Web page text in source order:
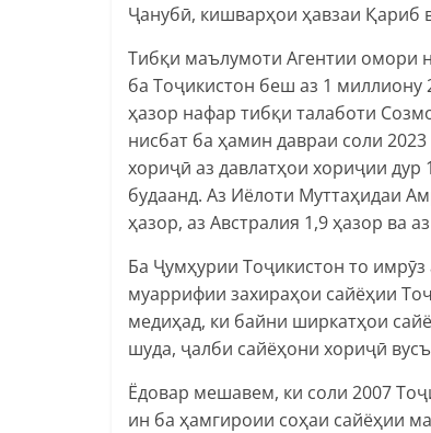
Ҷанубӣ, кишварҳои ҳавзаи Қариб
Тибқи маълумоти Агентии омори
ба Тоҷикистон беш аз 1
ҳазор нафар тибқи талаботи
нисбат ба ҳамин давраи соли
хориҷӣ аз давлатҳои хориҷии дур
будаанд. Аз Иёлоти Муттаҳидаи
ҳазор, аз Австралия 1,9 ҳазор ва
Ба Ҷумҳурии Тоҷикистон то
муаррифии захираҳои сайёҳии
медиҳад, ки байни ширкатҳои
шуда, ҷалби сайёҳони хориҷӣ
Ёдовар мешавем, ки соли 2007
ин ба ҳамгироии соҳаи сайёҳии